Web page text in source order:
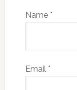
Name *
Email *